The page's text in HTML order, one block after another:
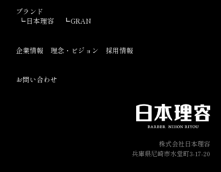
ブランド
日本理容
GRAN
企業情報 理念・ビジョン 採用情報
お問い合わせ
株式会社日本理容
兵庫県尼崎市水堂町3-17-20